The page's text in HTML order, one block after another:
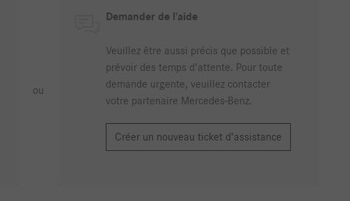
ou
Demander de l’aide
Veuillez être aussi précis que possible et
prévoir des temps d’attente. Pour toute
demande urgente, veuillez contacter
votre partenaire Mercedes-Benz.
Créer un nouveau ticket d’assistance